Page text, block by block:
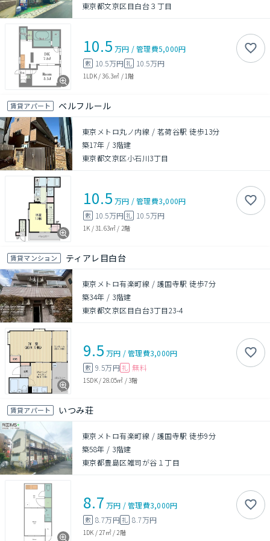
東京都文京区目白台３丁目
10.5 万円 /管理費5,000円
敷 10.5万円 礼 10.5万円
1LDK/36.3㎡ / 1階
賃貸アパート ベルフルール
東京メトロ丸ノ内線 / 茗荷谷駅 徒歩13分
築17年 / 3階建
東京都文京区小石川3丁目
10.5 万円 /管理費3,000円
敷 10.5万円 礼 10.5万円
1K /31.63㎡ / 2階
賃貸マンション ティアレ目白台
東京メトロ有楽町線 / 護国寺駅 徒歩7分
築34年 / 3階建
東京都文京区目白台3丁目23-4
9.5 万円 /管理費3,000円
敷 9.5万円 礼 無料
1SDK/ 28.05㎡ /3階
賃貸アパート いつみ荘
東京メトロ有楽町線 / 護国寺駅 徒歩9分
築58年 / 3階建
東京都豊島区雑司が谷１丁目
8.7 万円 /管理費3,000円
敷 8.7万円礼 8.7万円
1DK / 27㎡/ 2階